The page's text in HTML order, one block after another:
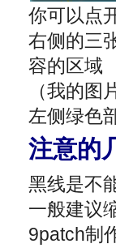
你可以点
右侧的三
容的区域
（我的
左侧绿色
注意的
黑线是不
一般建议
9patch制